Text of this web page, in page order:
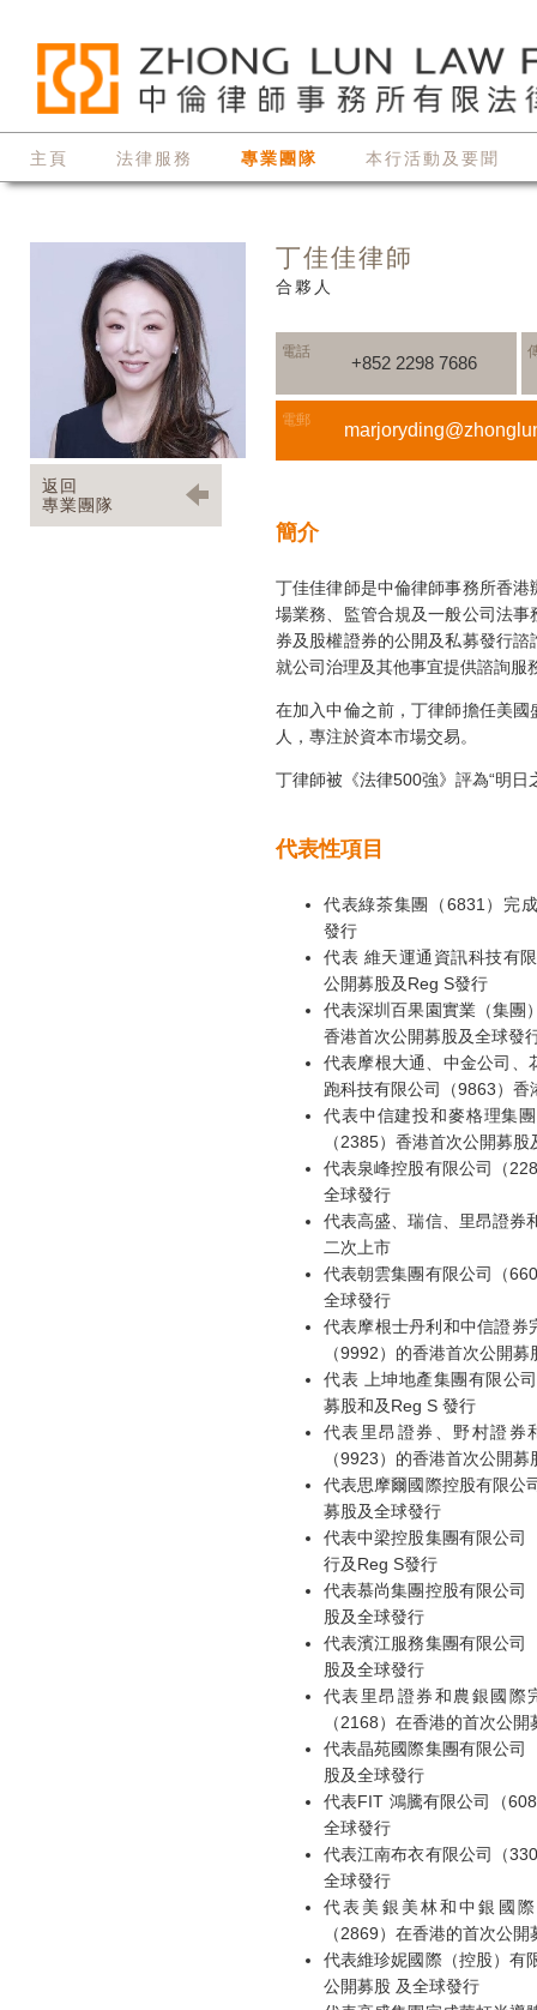
主頁 法律服務 專業團隊 本行活動及要聞
返回
專業團隊
丁佳佳律師
合夥人
電話
+852 2298 7686
電郵
簡介
丁佳佳律師是中倫律師事務所香
場業務、監管合規及一般公司法
券及股權證券的公開及私募發行
就公司治理及其他事宜提供諮詢服
在加入中倫之前，丁律師擔任美
人，專注於資本市場交易。
丁律師被《法律500強》評為“明日
代表性項目
代表綠茶集團（6831）完
發行
代表 維天運通資訊科技有
公開募股及Reg S發行
代表深圳百果園實業（集團
香港首次公開募股及全球發
代表摩根大通、中金公司、
跑科技有限公司（9863）
代表中信建投和麥格理集
（2385）香港首次公開募
代表泉峰控股有限公司（
全球發行
代表高盛、瑞信、里昂證券
二次上市
代表朝雲集團有限公司（
全球發行
代表摩根士丹利和中信證券
（9992）的香港首次公開
代表 上坤地產集團有限公
募股和及Reg S 發行
代表里昂證券、野村證券
（9923）的香港首次公開
代表思摩爾國際控股有限公
募股及全球發行
代表中梁控股集團有限公司
行及Reg S發行
代表慕尚集團控股有限公司
股及全球發行
代表濱江服務集團有限公司
股及全球發行
代表里昂證券和農銀國際
（2168）在香港的首次公
代表晶苑國際集團有限公司
股及全球發行
代表FIT 鴻騰有限公司（
全球發行
代表江南布衣有限公司（
全球發行
代表美銀美林和中銀國
（2869）在香港的首次公
代表維珍妮國際（控股）有
公開募股 及全球發行